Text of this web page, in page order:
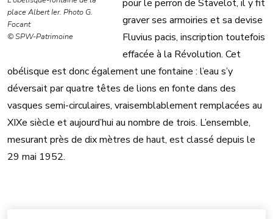
place Albert Ier. Photo G.
Focant
© SPW-Patrimoine
pour le perron de Stavelot, il y fit
graver ses armoiries et sa devise
Fluvius pacis, inscription toutefois
effacée à la Révolution. Cet
obélisque est donc également une fontaine : l’eau s’y
déversait par quatre têtes de lions en fonte dans des
vasques semi-circulaires, vraisemblablement remplacées au
XIXe siècle et aujourd’hui au nombre de trois. L’ensemble,
mesurant près de dix mètres de haut, est classé depuis le
29 mai 1952.